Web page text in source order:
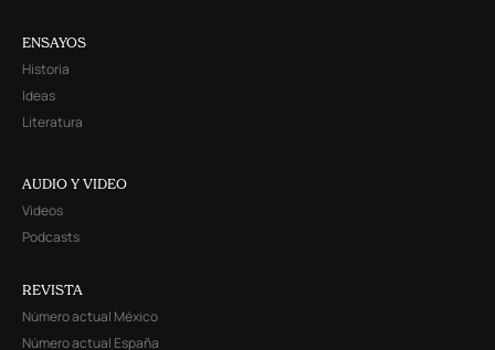
ENSAYOS
Historia
Ideas
Literatura
AUDIO Y VIDEO
Videos
Podcasts
REVISTA
Número actual México
Número actual España